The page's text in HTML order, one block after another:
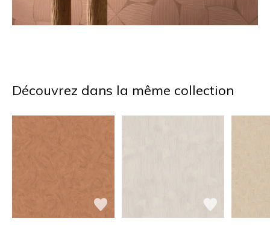
Découvrez dans la même collection